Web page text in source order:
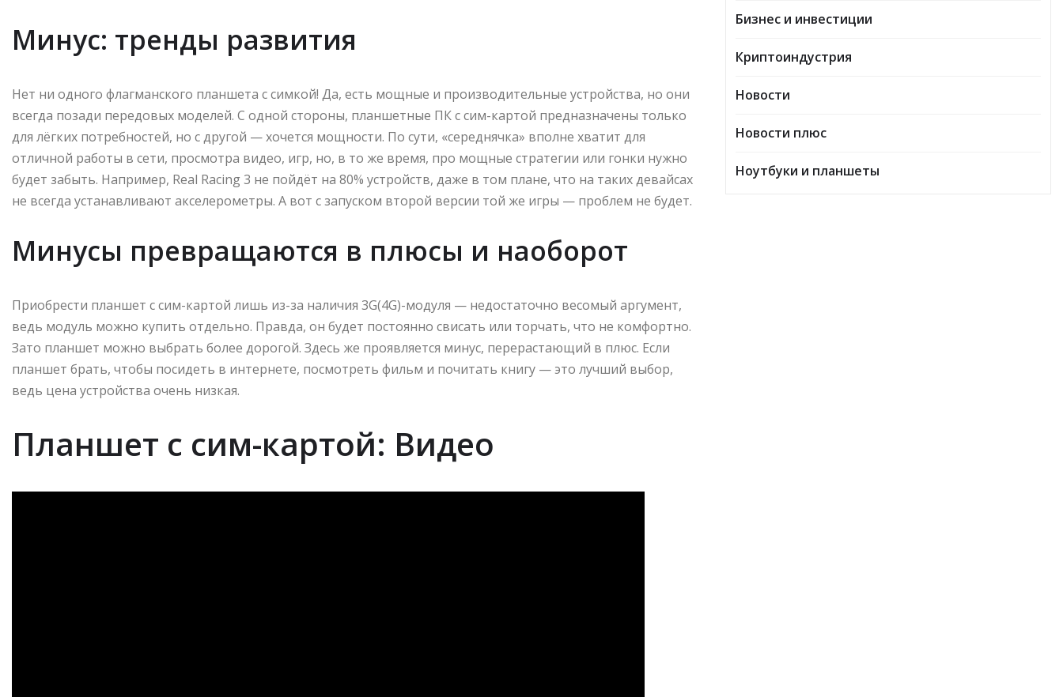
Минус: тренды развития
Нет ни одного флагманского планшета с симкой! Да, есть мощные и производительные устройства, но они
всегда позади передовых моделей. С одной стороны, планшетные ПК с сим-картой предназначены только
для лёгких потребностей, но с другой — хочется мощности. По сути, «середнячка» вполне хватит для
отличной работы в сети, просмотра видео, игр, но, в то же время, про мощные стратегии или гонки нужно
будет забыть. Например, Real Racing 3 не пойдёт на 80% устройств, даже в том плане, что на таких девайсах
не всегда устанавливают акселерометры. А вот с запуском второй версии той же игры — проблем не будет.
Минусы превращаются в плюсы и наоборот
Приобрести планшет с сим-картой лишь из-за наличия 3G(4G)-модуля — недостаточно весомый аргумент,
ведь модуль можно купить отдельно. Правда, он будет постоянно свисать или торчать, что не комфортно.
Зато планшет можно выбрать более дорогой. Здесь же проявляется минус, перерастающий в плюс. Если
планшет брать, чтобы посидеть в интернете, посмотреть фильм и почитать книгу — это лучший выбор,
ведь цена устройства очень низкая.
Планшет с сим-картой: Видео
Бизнес и инвестиции
Криптоиндустрия
Новости
Новости плюс
Ноутбуки и планшеты